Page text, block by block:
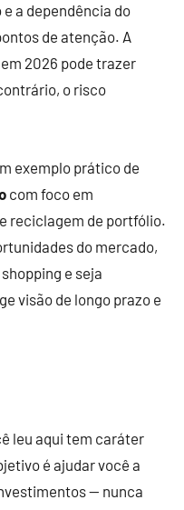
a dependência do
de atenção. A
em 2026 pode trazer
o risco
exemplo prático de
com foco em
reciclagem de portfólio.
do mercado,
e seja
visão de longo prazo e
leu aqui tem caráter
é ajudar você a
— nunca